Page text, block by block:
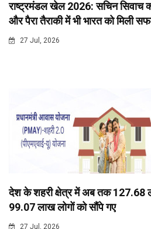
राष्ट्रमंडल खेल 2026: सचिन सिवाच
और पैरा तैराकी में भी भारत को मिली
27 Jul, 2026
देश के शहरी क्षेत्र में अब तक 127.68
99.07 लाख लोगों को सौंपे गए
27 Jul, 2026